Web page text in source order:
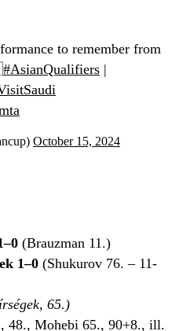
to remember from
#AsianQualifiers |
October 15, 2024
(Brauzman 11.)
1–0 (Shukurov 76. – 11-
65.)
48., Mohebi 65., 90+8., ill.